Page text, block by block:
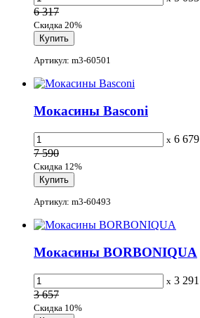
6 317
Скидка 20%
Артикул: m3-60501
Мокасины Basconi
x 6 679
7 590
Скидка 12%
Артикул: m3-60493
Мокасины BORBONIQUA
x 3 291
3 657
Скидка 10%